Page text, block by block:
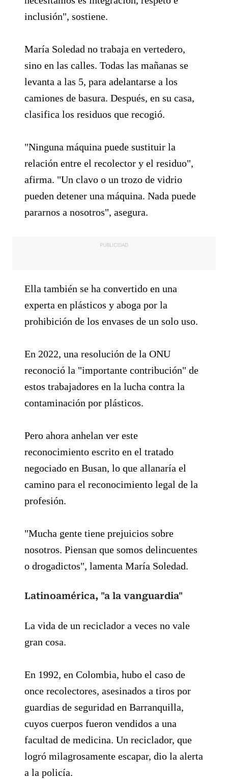
inclusión", sostiene.
María Soledad no trabaja en vertedero,
sino en las calles. Todas las mañanas se
levanta a las 5, para adelantarse a los
camiones de basura. Después, en su casa,
clasifica los residuos que recogió.
"Ninguna máquina puede sustituir la
relación entre el recolector y el residuo",
afirma. "Un clavo o un trozo de vidrio
pueden detener una máquina. Nada puede
pararnos a nosotros", asegura.
PUBLICIDAD
Ella también se ha convertido en una
experta en plásticos y aboga por la
prohibición de los envases de un solo uso.
En 2022, una resolución de la ONU
reconoció la "importante contribución" de
estos trabajadores en la lucha contra la
contaminación por plásticos.
Pero ahora anhelan ver este
reconocimiento escrito en el tratado
negociado en Busan, lo que allanaría el
camino para el reconocimiento legal de la
profesión.
"Mucha gente tiene prejuicios sobre
nosotros. Piensan que somos delincuentes
o drogadictos", lamenta María Soledad.
Latinoamérica, "a la vanguardia"
La vida de un reciclador a veces no vale
gran cosa.
En 1992, en Colombia, hubo el caso de
once recolectores, asesinados a tiros por
guardias de seguridad en Barranquilla,
cuyos cuerpos fueron vendidos a una
facultad de medicina. Un reciclador, que
logró milagrosamente escapar, dio la alerta
a la policía.